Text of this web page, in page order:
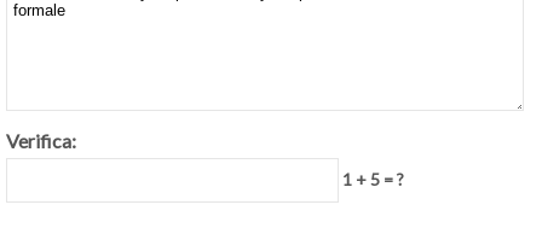
Verifica:
1 + 5 = ?